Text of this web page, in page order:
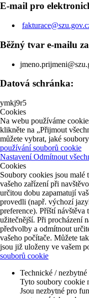
E-mail pro
Běžný tvar e-mailu
Datová schránka:
ymkj9r5
Cookies
Na webu používáme
klikněte na „Přijmout
můžete vybrat, jaké
používání souborů cookie
NastaveníOdmítnout
Cookies
Soubory cookies jsou malé
vašeho zařízení při
určitou dobu zapamatují
provedli (např. výchozí
preference). Příští návštěva
užitečnější. Při procházení
předvolby a odmítnout
vašeho počítače. Můžete
jsou již uloženy ve vašem
souborů cookie
Technické / nezbytné
Tyto soubory cookie
Jsou nezbytné pro